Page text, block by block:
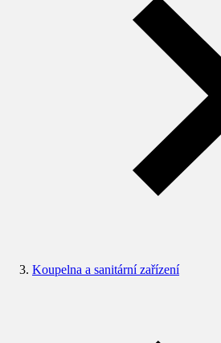
Koupelna a sanitární zařízení